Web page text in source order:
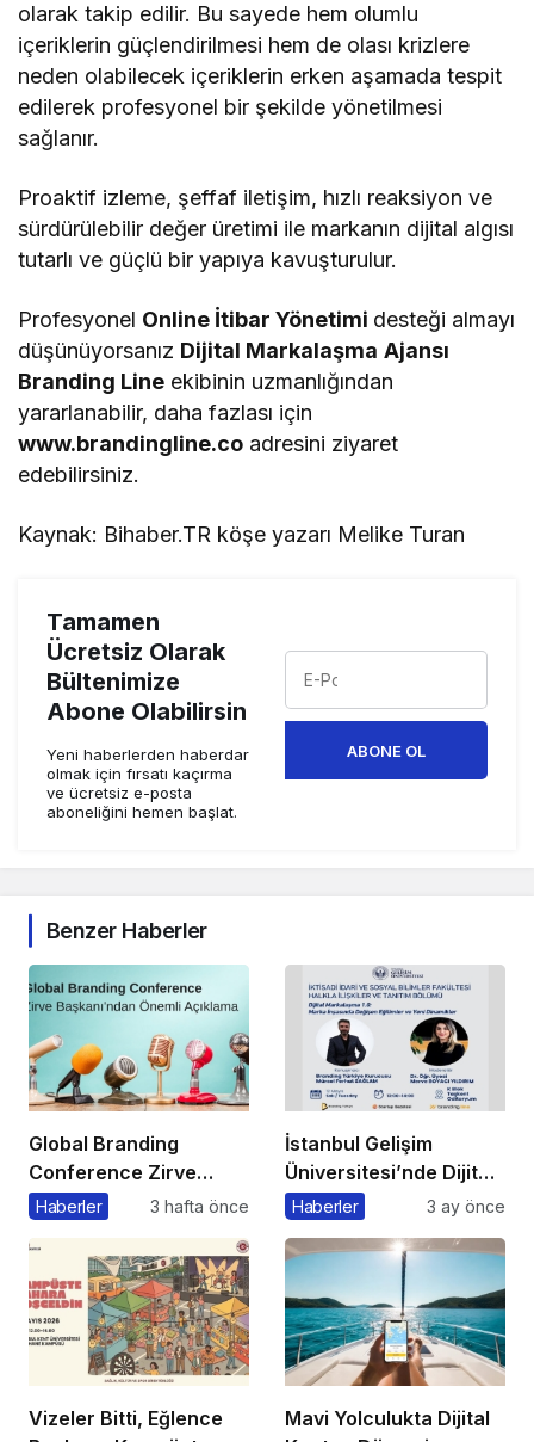
olarak takip edilir. Bu sayede hem olumlu
içeriklerin güçlendirilmesi hem de olası krizlere
neden olabilecek içeriklerin erken aşamada tespit
edilerek profesyonel bir şekilde yönetilmesi
sağlanır.
Proaktif izleme, şeffaf iletişim, hızlı reaksiyon ve
sürdürülebilir değer üretimi ile markanın dijital algısı
tutarlı ve güçlü bir yapıya kavuşturulur.
Profesyonel Online İtibar Yönetimi desteği almayı
düşünüyorsanız Dijital Markalaşma Ajansı
Branding Line ekibinin uzmanlığından
yararlanabilir, daha fazlası için
www.brandingline.co adresini ziyaret
edebilirsiniz.
Kaynak: Bihaber.TR köşe yazarı Melike Turan
Tamamen
Ücretsiz Olarak
Bültenimize
Abone Olabilirsin
Yeni haberlerden haberdar
olmak için fırsatı kaçırma
ve ücretsiz e-posta
aboneliğini hemen başlat.
ABONE OL
Benzer Haberler
Global Branding
Conference Zirve
Başkanı’ndan Önemli
Haberler 3 hafta önce
İstanbul Gelişim
Üniversitesi’nde Dijital
Markalaşma 1.0
Haberler 3 ay önce
Vizeler Bitti, Eğlence
Mavi Yolculukta Dijital